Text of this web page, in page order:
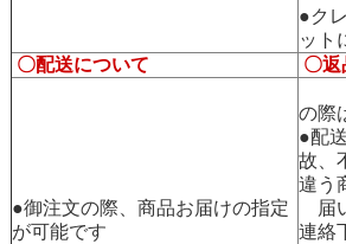
●ク
ット
〇配送について
〇返
●御注文の際、商品お届けの指定
が可能です
[返
の際
●配
故、
違う
届
連絡